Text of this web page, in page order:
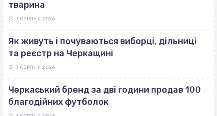
тварина
7 СЕРПНЯ 2026
Як живуть і почуваються виборці, дільниці
та реєстр на Черкащині
7 СЕРПНЯ 2026
Черкаський бренд за дві години продав 100
благодійних футболок